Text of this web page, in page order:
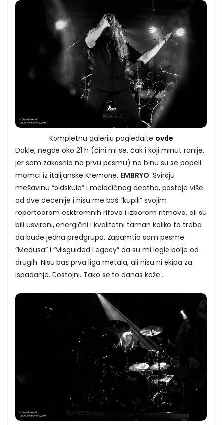
Kompletnu galeriju pogledajte ovde
Dakle, negde oko 21 h (čini mi se, čak i koji minut ranije,
jer sam zakasnio na prvu pesmu) na binu su se popeli
momci iz italijanske Kremone, EMBRYO. Sviraju
mešavinu “oldskula” i melodičnog deatha, postoje više
od dve decenije i nisu me baš “kupili” svojim
repertoarom esktremnih rifova i izborom ritmova, ali su
bili usvirani, energični i kvalitetni taman koliko to treba
da bude jedna predgrupa. Zapamtio sam pesme
“Medusa” i “Misguided Legacy” da su mi legle bolje od
drugih. Nisu baš prva liga metala, ali nisu ni ekipa za
ispadanje. Dostojni. Tako se to danas kaže…